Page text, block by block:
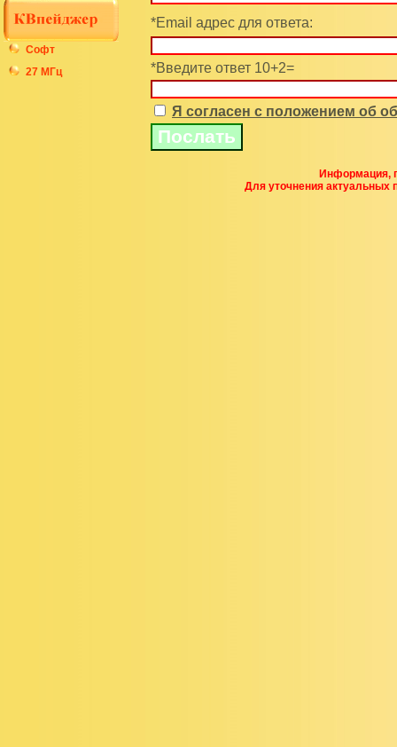
Софт
27 МГц
*Email адрес для ответа:
*Введите ответ 10+2=
Я согласен с положением об
Информация,
Для уточнения актуальных